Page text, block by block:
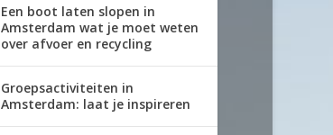
Een boot laten slopen in
Amsterdam wat je moet weten
over afvoer en recycling
Groepsactiviteiten in
Amsterdam: laat je inspireren